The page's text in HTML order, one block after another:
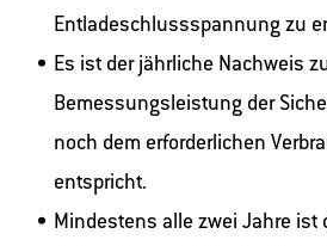
Entladeschlussspannung zu
Es ist der jährliche Nachweis
Bemessungsleistung der
noch dem erforderlichen
entspricht.
Mindestens alle zwei Jahre ist